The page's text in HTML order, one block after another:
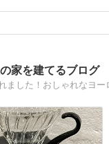
家を建てるブログ